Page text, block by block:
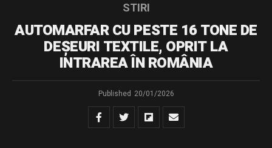
STIRI
AUTOMARFAR CU PESTE 16 TONE DE
DEȘEURI TEXTILE, OPRIT LA
INTRAREA ÎN ROMÂNIA
Published 20/01/2026